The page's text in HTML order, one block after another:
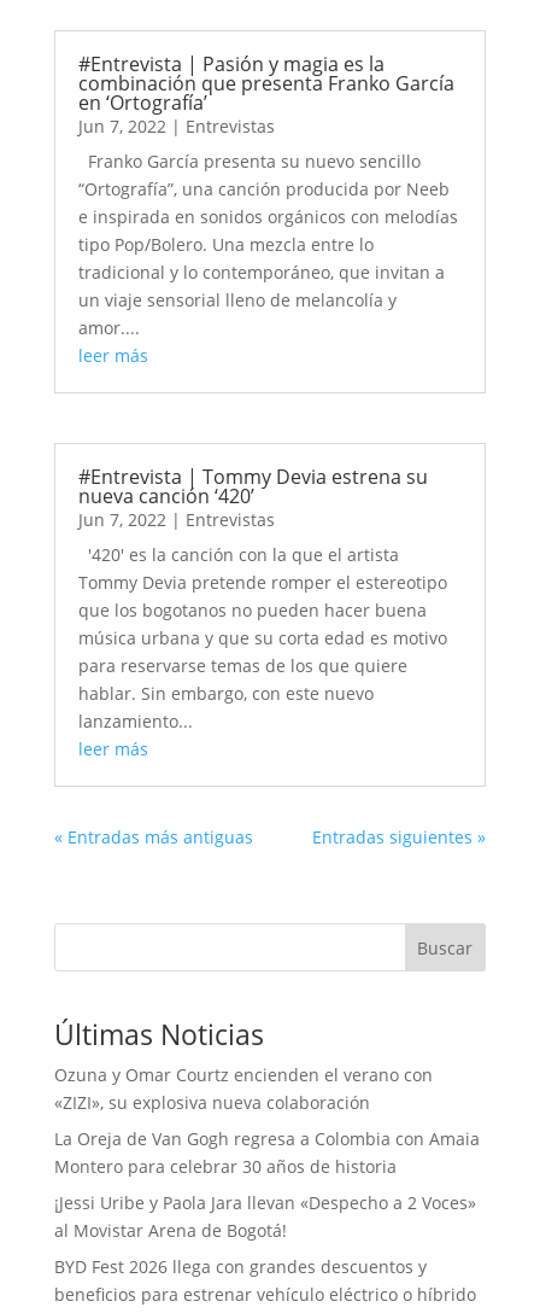
#Entrevista | Pasión y magia es la
combinación que presenta Franko García
en ‘Ortografía’
Jun 7, 2022| Entrevistas
Franko García presenta su nuevo sencillo
“Ortografía”, una canción producida por Neeb
e inspirada en sonidos orgánicos con melodías
tipo Pop/Bolero. Una mezcla entre lo
tradicional y lo contemporáneo, que invitan a
un viaje sensorial lleno de melancolía y
amor....
leer más
#Entrevista | Tommy Devia estrena su
nueva canción ‘420’
Jun 7, 2022| Entrevistas
'420' es la canción con la que el artista
Tommy Devia pretende romper el estereotipo
que los bogotanos no pueden hacer buena
música urbana y que su corta edad es motivo
para reservarse temas de los que quiere
hablar. Sin embargo, con este nuevo
lanzamiento...
leer más
« Entradas más antiguas Entradas siguientes »
Buscar
Últimas Noticias
Ozuna y Omar Courtz encienden el verano con
«ZIZI», su explosiva nueva colaboración
La Oreja de Van Gogh regresa a Colombia con Amaia
Montero para celebrar 30 años de historia
¡Jessi Uribe y Paola Jara llevan «Despecho a 2 Voces»
al Movistar Arena de Bogotá!
BYD Fest 2026 llega con grandes descuentos y
beneficios para estrenar vehículo eléctrico o híbrido